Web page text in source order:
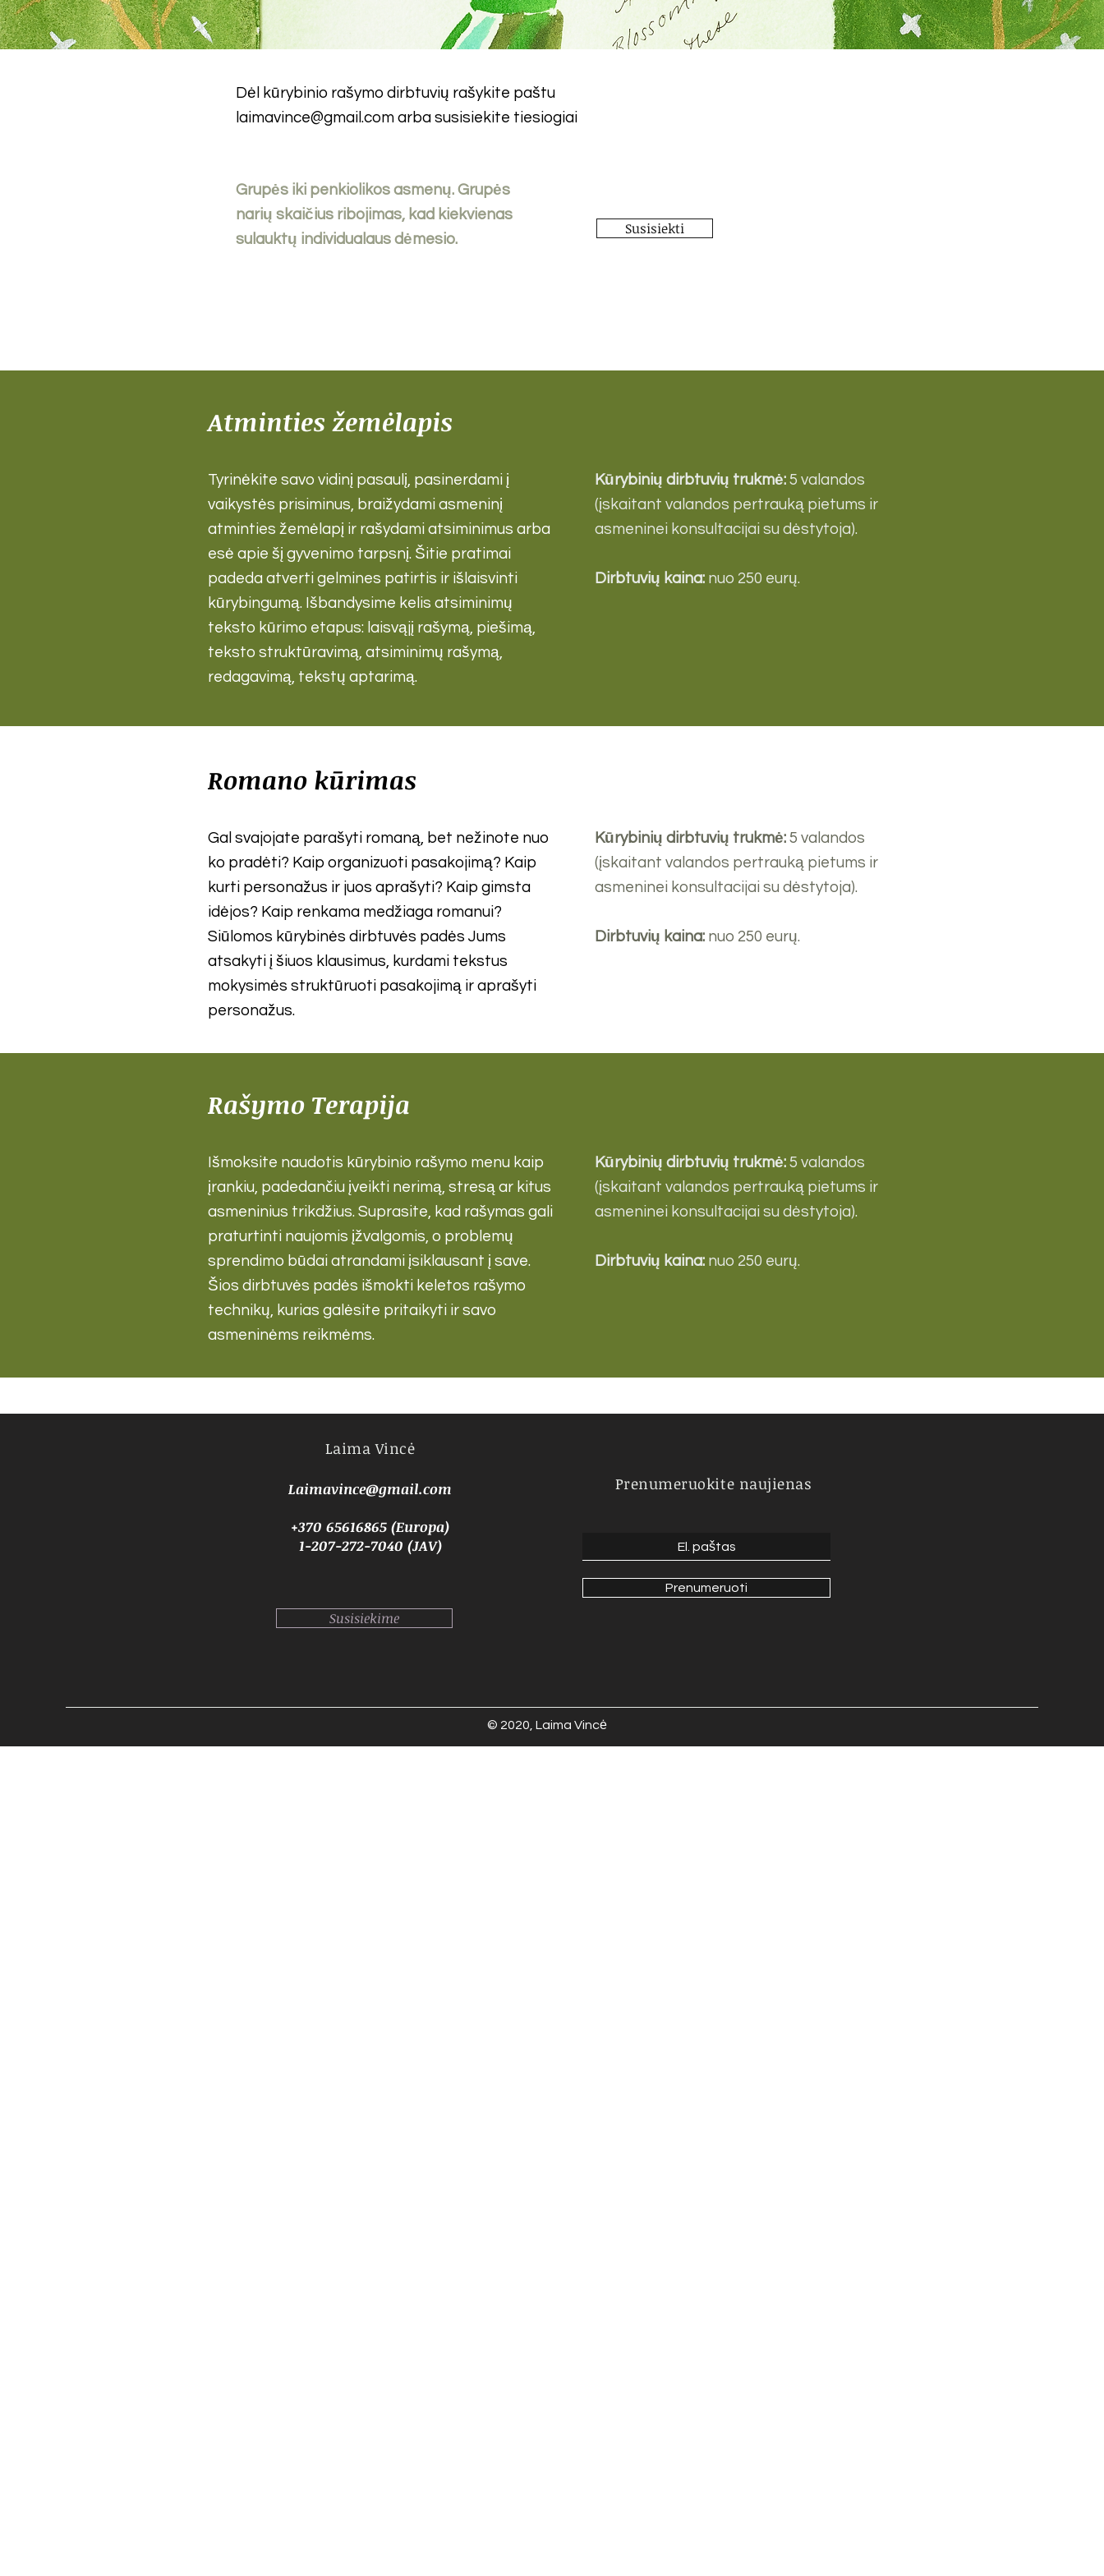
Dėl kūrybinio rašymo dirbtuvių rašykite paštu
laimavince@gmail.com arba susisiekite tiesiogiai
Grupės iki penkiolikos asmenų. Grupės
narių skaičius ribojimas, kad kiekvienas
sulauktų individualaus dėmesio.
Susisiekti
Atminties žemėlapis
Tyrinėkite savo vidinį pasaulį, pasinerdami į
vaikystės prisiminus, braižydami asmeninį
atminties žemėlapį ir rašydami atsiminimus arba
esė apie šį gyvenimo tarpsnį. Šitie pratimai
padeda atverti gelmines patirtis ir išlaisvinti
kūrybingumą. Išbandysime kelis atsiminimų
teksto kūrimo etapus: laisvąjį rašymą, piešimą,
teksto struktūravimą, atsiminimų rašymą,
redagavimą, tekstų aptarimą.
Kūrybinių dirbtuvių trukmė: 5 valandos
(įskaitant valandos pertrauką pietums ir
asmeninei konsultacijai su dėstytoja).
Dirbtuvių kaina: nuo 250 eurų.
Romano kūrimas
Gal svajojate parašyti romaną, bet nežinote nuo
ko pradėti? Kaip organizuoti pasakojimą? Kaip
kurti personažus ir juos aprašyti? Kaip gimsta
idėjos? Kaip renkama medžiaga romanui?
Siūlomos kūrybinės dirbtuvės padės Jums
atsakyti į šiuos klausimus, kurdami tekstus
mokysimės struktūruoti pasakojimą ir aprašyti
personažus.
Kūrybinių dirbtuvių trukmė: 5 valandos
(įskaitant valandos pertrauką pietums ir
asmeninei konsultacijai su dėstytoja).
Dirbtuvių kaina: nuo 250 eurų.
Rašymo Terapija
Išmoksite naudotis kūrybinio rašymo menu kaip
įrankiu, padedančiu įveikti nerimą, stresą ar kitus
asmeninius trikdžius. Suprasite, kad rašymas gali
praturtinti naujomis įžvalgomis, o problemų
sprendimo būdai atrandami įsiklausant į save.
Šios dirbtuvės padės išmokti keletos rašymo
technikų, kurias galėsite pritaikyti ir savo
asmeninėms reikmėms.
Kūrybinių dirbtuvių trukmė: 5 valandos
(įskaitant valandos pertrauką pietums ir
asmeninei konsultacijai su dėstytoja).
Dirbtuvių kaina: nuo 250 eurų.
© 2020, Laima Vincė
Laima Vincė
Laimavince@gmail.com
+370 65616865 (Europa)
1-207-272-7040 (JAV)
Susisiekime
Prenumeruokite naujienas
Prenumeruoti